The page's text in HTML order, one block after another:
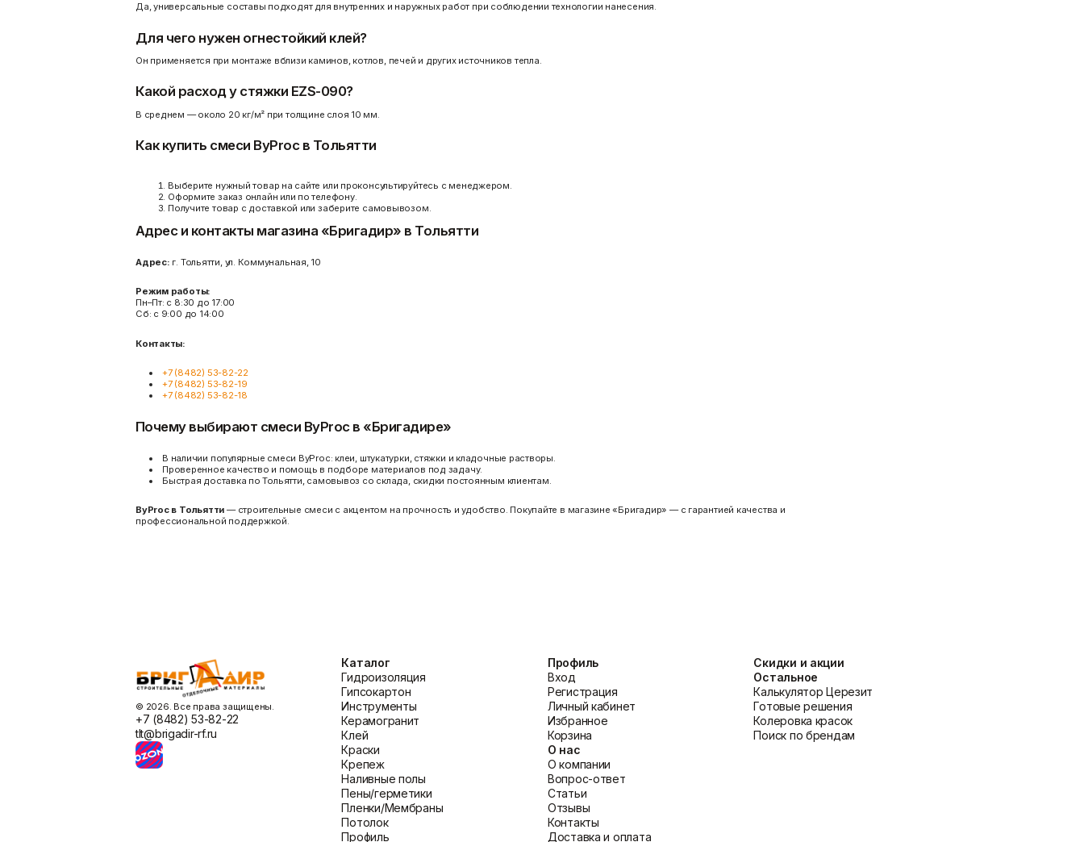
Да, универсальные составы подходят для внутренних и наружных работ при соблюдении технологии нанесения.
Для чего нужен огнестойкий клей?
Он применяется при монтаже вблизи каминов, котлов, печей и других источников тепла.
Какой расход у стяжки EZS-090?
В среднем — около 20 кг/м² при толщине слоя 10 мм.
Как купить смеси ByProc в Тольятти
Выберите нужный товар на сайте или проконсультируйтесь с менеджером.
Оформите заказ онлайн или по телефону.
Получите товар с доставкой или заберите самовывозом.
Адрес и контакты магазина «Бригадир» в Тольятти
Адрес: г. Тольятти, ул. Коммунальная, 10
Режим работы:
Пн–Пт: с 8:30 до 17:00
Сб: с 9:00 до 14:00
Контакты:
+7 (8482) 53-82-22
+7 (8482) 53-82-19
+7 (8482) 53-82-18
Почему выбирают смеси ByProc в «Бригадире»
В наличии популярные смеси ByProc: клеи, штукатурки, стяжки и кладочные растворы.
Проверенное качество и помощь в подборе материалов под задачу.
Быстрая доставка по Тольятти, самовывоз со склада, скидки постоянным клиентам.
ByProc в Тольятти — строительные смеси с акцентом на прочность и удобство. Покупайте в магазине «Бригадир» — с гарантией качества и
профессиональной поддержкой.
©️ 2026. Все права защищены.
+7 (8482) 53-82-22
tlt@brigadir-rf.ru
Каталог
Гидроизоляция
Гипсокартон
Инструменты
Керамогранит
Клей
Краски
Крепеж
Наливные полы
Пены/герметики
Пленки/Мембраны
Потолок
Профиль
Профиль
Вход
Регистрация
Личный кабинет
Избранное
Корзина
О нас
О компании
Вопрос-ответ
Статьи
Отзывы
Контакты
Доставка и оплата
Скидки и акции
Остальное
Калькулятор Церезит
Готовые решения
Колеровка красок
Поиск по брендам